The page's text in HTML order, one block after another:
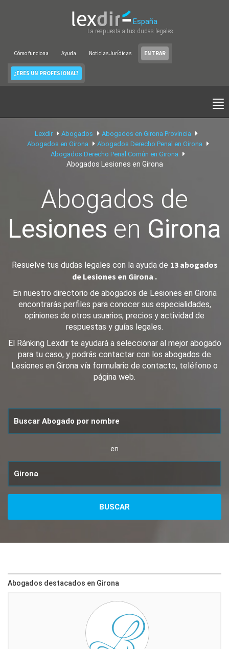
España
La respuesta a tus dudas legales
Cómo funciona Ayuda Noticias Jurídicas ENTRAR
¿ERES UN PROFESIONAL?
Lexdir Abogados
Abogados en Girona Provincia
Abogados en Girona
Abogados Derecho Penal en Girona
Abogados Derecho Penal Común en Girona
Abogados Lesiones en Girona
Abogados de
Lesiones en Girona
Resuelve tus dudas legales con la ayuda de 13 abogados
de Lesiones en Girona .
En nuestro directorio de abogados de Lesiones en Girona
encontrarás perfiles para conocer sus especialidades,
opiniones de otros usuarios, precios y actividad de
respuestas y guías legales.
El Ránking Lexdir te ayudará a seleccionar al mejor abogado
para tu caso, y podrás contactar con los abogados de
Lesiones en Girona vía formulario de contacto, teléfono o
página web.
en
Abogados destacados en Girona